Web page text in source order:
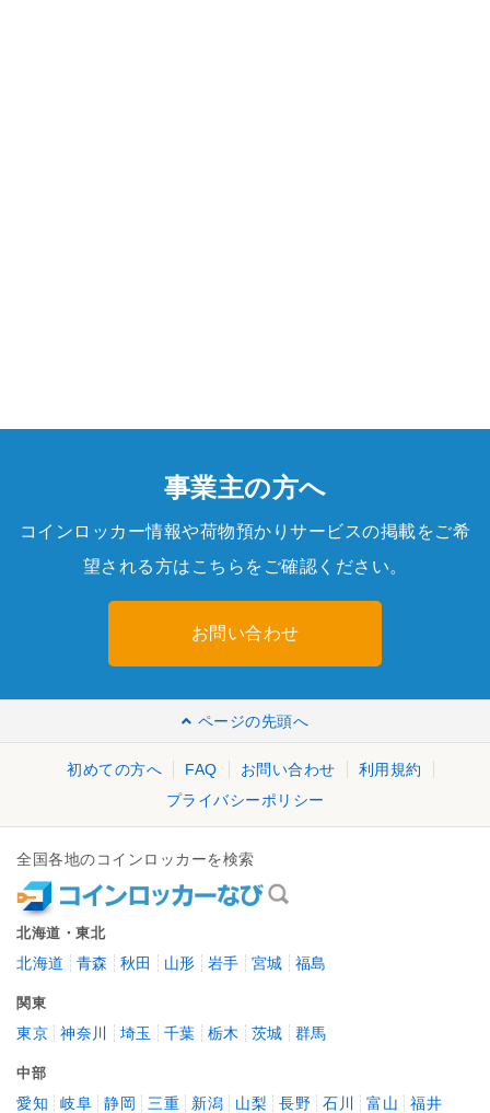
事業主の方へ
コインロッカー情報や荷物預かりサービスの掲載をご希
望される方はこちらをご確認ください。
お問い合わせ
ページの先頭へ
初めての方へ FAQ お問い合わせ
利用規約
プライバシーポリシー
全国各地のコインロッカーを検索
北海道・東北
北海道 青森 秋田 山形 岩手 宮城 福島
関東
東京 神奈川 埼玉 千葉 栃木 茨城 群馬
中部
愛知 岐阜 静岡 三重 新潟 山梨 長野 石川 富山 福井